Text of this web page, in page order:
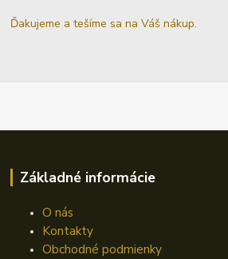
Ďakujeme a tešíme sa na Váš nákup.
Základné informácie
O nás
Kontakty
Obchodné podmienky